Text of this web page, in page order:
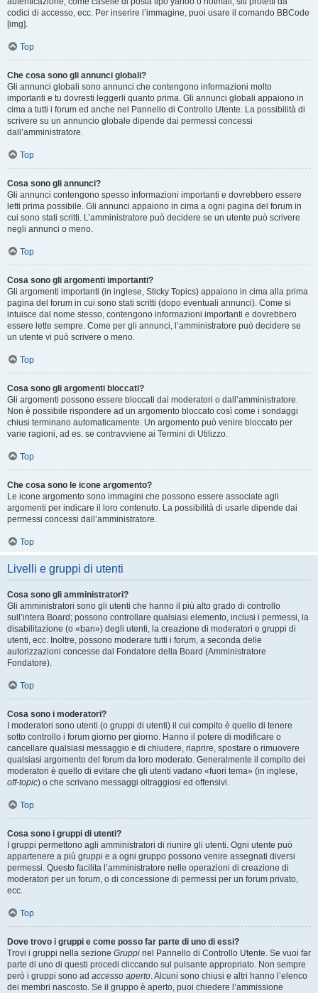
codici di accesso, ecc. Per inserire l’immagine, puoi usare il comando BBCode
[img].
Top
Che cosa sono gli annunci globali?
Gli annunci globali sono annunci che contengono informazioni molto
importanti e tu dovresti leggerli quanto prima. Gli annunci globali appaiono in
cima a tutti i forum ed anche nel Pannello di Controllo Utente. La possibilità di
scrivere su un annuncio globale dipende dai permessi concessi
dall’amministratore.
Top
Cosa sono gli annunci?
Gli annunci contengono spesso informazioni importanti e dovrebbero essere
letti prima possibile. Gli annunci appaiono in cima a ogni pagina del forum in
cui sono stati scritti. L’amministratore può decidere se un utente può scrivere
negli annunci o meno.
Top
Cosa sono gli argomenti importanti?
Gli argomenti importanti (in inglese, Sticky Topics) appaiono in cima alla prima
pagina del forum in cui sono stati scritti (dopo eventuali annunci). Come si
intuisce dal nome stesso, contengono informazioni importanti e dovrebbero
essere lette sempre. Come per gli annunci, l’amministratore può decidere se
un utente vi può scrivere o meno.
Top
Cosa sono gli argomenti bloccati?
Gli argomenti possono essere bloccati dai moderatori o dall’amministratore.
Non è possibile rispondere ad un argomento bloccato così come i sondaggi
chiusi terminano automaticamente. Un argomento può venire bloccato per
varie ragioni, ad es. se contravviene ai Termini di Utilizzo.
Top
Che cosa sono le icone argomento?
Le icone argomento sono immagini che possono essere associate agli
argomenti per indicare il loro contenuto. La possibilità di usarle dipende dai
permessi concessi dall’amministratore.
Top
Livelli e gruppi di utenti
Cosa sono gli amministratori?
Gli amministratori sono gli utenti che hanno il più alto grado di controllo
sull’intera Board; possono controllare qualsiasi elemento, inclusi i permessi, la
disabilitazione (o «ban») degli utenti, la creazione di moderatori e gruppi di
utenti, ecc. Inoltre, possono moderare tutti i forum, a seconda delle
autorizzazioni concesse dal Fondatore della Board (Amministratore
Fondatore).
Top
Cosa sono i moderatori?
I moderatori sono utenti (o gruppi di utenti) il cui compito è quello di tenere
sotto controllo i forum giorno per giorno. Hanno il potere di modificare o
cancellare qualsiasi messaggio e di chiudere, riaprire, spostare o rimuovere
qualsiasi argomento del forum da loro moderato. Generalmente il compito dei
moderatori è quello di evitare che gli utenti vadano «fuori tema» (in inglese,
off-topic) o che scrivano messaggi oltraggiosi ed offensivi.
Top
Cosa sono i gruppi di utenti?
I gruppi permettono agli amministratori di riunire gli utenti. Ogni utente può
appartenere a più gruppi e a ogni gruppo possono venire assegnati diversi
permessi. Questo facilita l’amministratore nelle operazioni di creazione di
moderatori per un forum, o di concessione di permessi per un forum privato,
ecc.
Top
Dove trovo i gruppi e come posso far parte di uno di essi?
Trovi i gruppi nella sezione Gruppi nel Pannello di Controllo Utente. Se vuoi far
parte di uno di questi procedi cliccando sul pulsante appropriato. Non sempre
però i gruppi sono ad accesso aperto. Alcuni sono chiusi e altri hanno l’elenco
dei membri nascosto. Se il gruppo è aperto, puoi chiedere l’ammissione